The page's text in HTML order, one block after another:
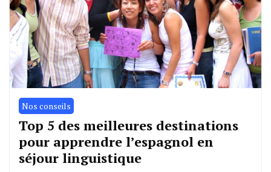
Nos conseils
Top 5 des meilleures destinations
pour apprendre l’espagnol en
séjour linguistique